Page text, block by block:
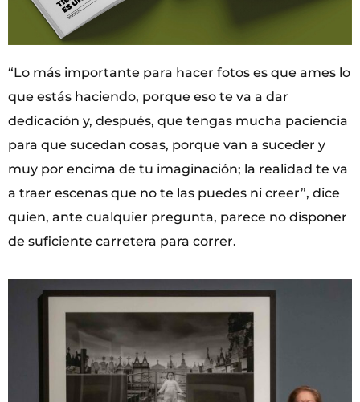
“Lo más importante para hacer fotos es que ames lo
que estás haciendo, porque eso te va a dar
dedicación y, después, que tengas mucha paciencia
para que sucedan cosas, porque van a suceder y
muy por encima de tu imaginación; la realidad te va
a traer escenas que no te las puedes ni creer”, dice
quien, ante cualquier pregunta, parece no disponer
de suficiente carretera para correr.